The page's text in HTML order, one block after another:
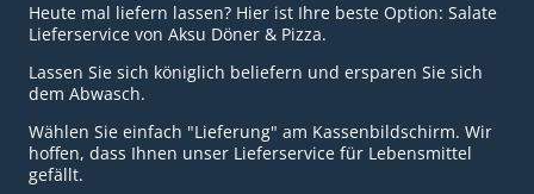
Heute mal liefern lassen? Hier ist Ihre beste Option: Salate
Lieferservice von Aksu Döner & Pizza.
Lassen Sie sich königlich beliefern und ersparen Sie sich
dem Abwasch.
Wählen Sie einfach "Lieferung" am Kassenbildschirm. Wir
hoffen, dass Ihnen unser Lieferservice für Lebensmittel
gefällt.